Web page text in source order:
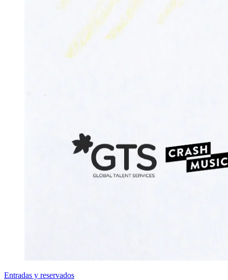
Entradas y reservados